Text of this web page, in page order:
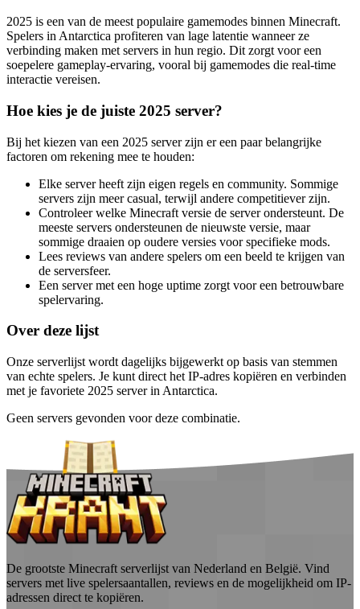
2025 is een van de meest populaire gamemodes binnen Minecraft.
Spelers in Antarctica profiteren van lage latentie wanneer ze
verbinding maken met servers in hun regio. Dit zorgt voor een
soepelere gameplay-ervaring, vooral bij gamemodes die real-time
interactie vereisen.
Hoe kies je de juiste 2025 server?
Bij het kiezen van een 2025 server zijn er een paar belangrijke
factoren om rekening mee te houden:
Elke server heeft zijn eigen regels en community. Sommige
servers zijn meer casual, terwijl andere competitiever zijn.
Controleer welke Minecraft versie de server ondersteunt. De
meeste servers ondersteunen de nieuwste versie, maar
sommige draaien op oudere versies voor specifieke mods.
Lees reviews van andere spelers om een beeld te krijgen van
de serversfeer.
Een server met een hoge uptime zorgt voor een betrouwbare
spelervaring.
Over deze lijst
Onze serverlijst wordt dagelijks bijgewerkt op basis van stemmen
van echte spelers. Je kunt direct het IP-adres kopiëren en verbinden
met je favoriete 2025 server in Antarctica.
Geen servers gevonden voor deze combinatie.
De grootste Minecraft serverlijst van Nederland en België. Vind
servers met live spelersaantallen, reviews en de mogelijkheid om IP-
adressen direct te kopiëren.